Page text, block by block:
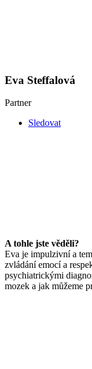
Eva Steffalová
Partner
Sledovat
A tohle jste věděli?
Eva je impulzivní a
zvládání emocí a
psychiatrickými
mozek a jak můžeme